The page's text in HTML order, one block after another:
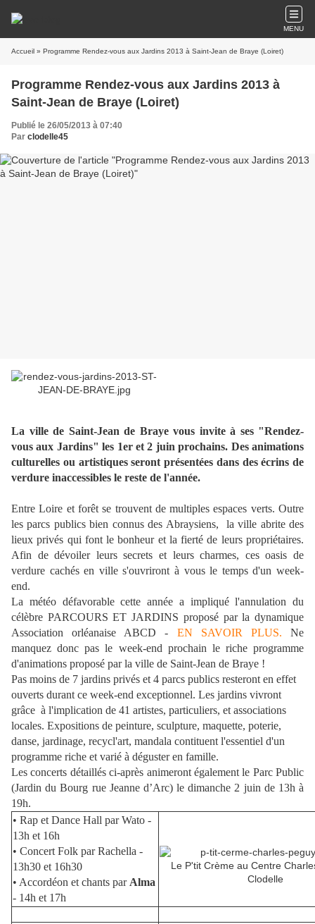
MENU
Accueil » Programme Rendez-vous aux Jardins 2013 à Saint-Jean de Braye (Loiret)
Programme Rendez-vous aux Jardins 2013 à
Saint-Jean de Braye (Loiret)
Publié le 26/05/2013 à 07:40
Par clodelle45
La ville de Saint-Jean de Braye vous invite à ses "Rendez-
vous aux Jardins" les 1er et 2 juin prochains. Des animations
culturelles ou artistiques seront présentées dans des écrins de
verdure inaccessibles le reste de l'année.
Entre Loire et forêt se trouvent de multiples espaces verts. Outre
les parcs publics bien connus des Abraysiens,
la ville abrite des
lieux privés qui font le bonheur et la fierté de leurs propriétaires.
Afin de dévoiler leurs secrets et leurs charmes, ces oasis de
verdure cachés en ville s'ouvriront à vous le temps d'un week-
end.
La météo défavorable cette année a impliqué l'annulation du
célèbre PARCOURS ET JARDINS proposé par la dynamique
Association orléanaise ABCD - EN SAVOIR PLUS.
Ne
manquez donc pas le week-end prochain le riche programme
d'animations proposé par la ville de Saint-Jean de Braye !
Pas moins de 7 jardins privés et 4 parcs publics resteront en effet
ouverts durant ce week-end exceptionnel. Les jardins vivront
grâce à l'implication de 41 artistes, particuliers, et associations
locales. Expositions de peinture, sculpture, maquette, poterie,
danse, jardinage, recycl'art, mandala contituent l'essentiel d'un
programme riche et varié à déguster en famille.
Les concerts détaillés ci-après animeront également le Parc Public
(Jardin du Bourg rue Jeanne d’Arc) le dimanche 2 juin de 13h à
19h.
• Rap et Dance Hall par Wato -
13h et 16h
• Concert Folk par Rachella -
13h30 et 16h30
• Accordéon et chants par Alma
- 14h et 17h
Le P'tit Crème au Centre
Clodelle